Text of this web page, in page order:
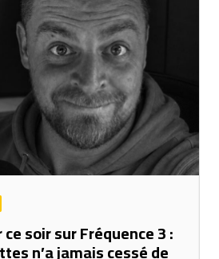
soir sur Fréquence 3 :
n’a jamais cessé de